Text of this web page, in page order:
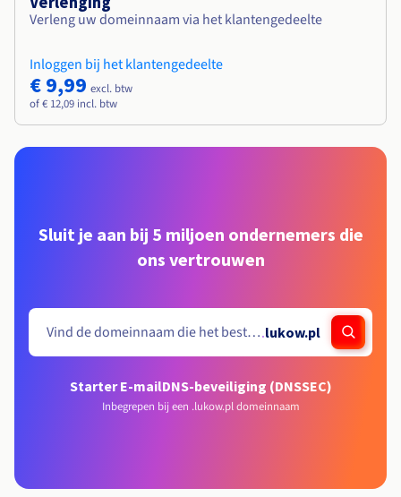
Verleng uw domeinnaam via het klantengedeelte
Inloggen bij het klantengedeelte
€ 9,99 excl. btw
of € 12,09 incl. btw
Sluit je aan bij 5 miljoen ondernemers die
ons vertrouwen
.lukow.pl
Starter E-mailDNS-beveiliging (DNSSEC)
Inbegrepen bij een .lukow.pl domeinnaam